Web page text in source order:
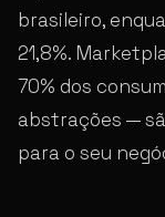
brasileiro,
21,8%.
70% dos
abstrações —
para o seu